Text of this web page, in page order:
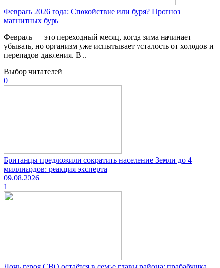
Февраль 2026 года: Спокойствие или буря? Прогноз
магнитных бурь
Февраль — это переходный месяц, когда зима начинает
убывать, но организм уже испытывает усталость от холодов и
перепадов давления. В...
Выбор читателей
0
Британцы предложили сократить население Земли до 4
миллиардов: реакция эксперта
09.08.2026
1
Дочь героя СВО остаётся в семье главы района: прабабушка